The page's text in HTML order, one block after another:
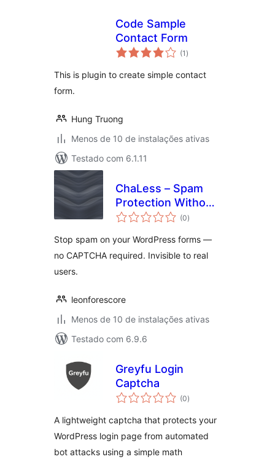
Code Sample
Contact Form
(1 total
de
)
This is plugin to create simple contact
form.
Hung Truong
Menos de 10 de instalações ativas
Testado com 6.1.11
ChaLess – Spam
Protection Without
CAPTCHA
(0total
de
)
Stop spam on your WordPress forms —
no CAPTCHA required. Invisible to real
users.
leonforescore
Menos de 10 de instalações ativas
Testado com 6.9.6
Greyfu Login
Captcha
(0total
de
)
A lightweight captcha that protects your
WordPress login page from automated
bot attacks using a simple math